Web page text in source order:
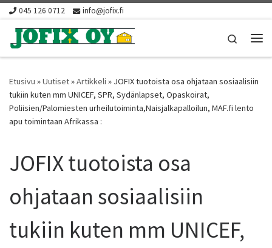
Skip to content
045 126 0712 info@jofix.fi
Search
Etusivu »Uutiset»Artikkeli » JOFIX tuotoista osa ohjataan sosiaalisiin
tukiin kuten mm UNICEF, SPR, Sydänlapset, Opaskoirat,
Poliisien/Palomiesten urheilutoiminta,Naisjalkapalloilun, MAF.fi lento
apu toimintaan Afrikassa :
JOFIX tuotoista osa
ohjataan sosiaalisiin
tukiin kuten mm UNICEF,